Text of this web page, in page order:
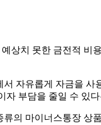
상치 못한 금전적 비
서 자유롭게 자금을
자 부담을 줄일 수 있
류의 마이너스통장 상